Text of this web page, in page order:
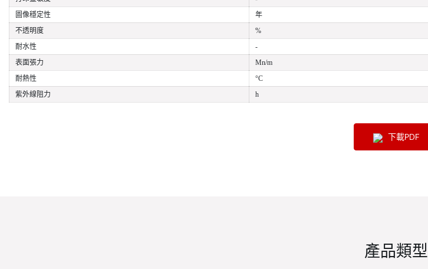
圖像穩定性
年
不透明度
%
耐水性
-
表面張力
Mn/m
耐熱性
°C
紫外線阻力
h
下載PDF
產品類型